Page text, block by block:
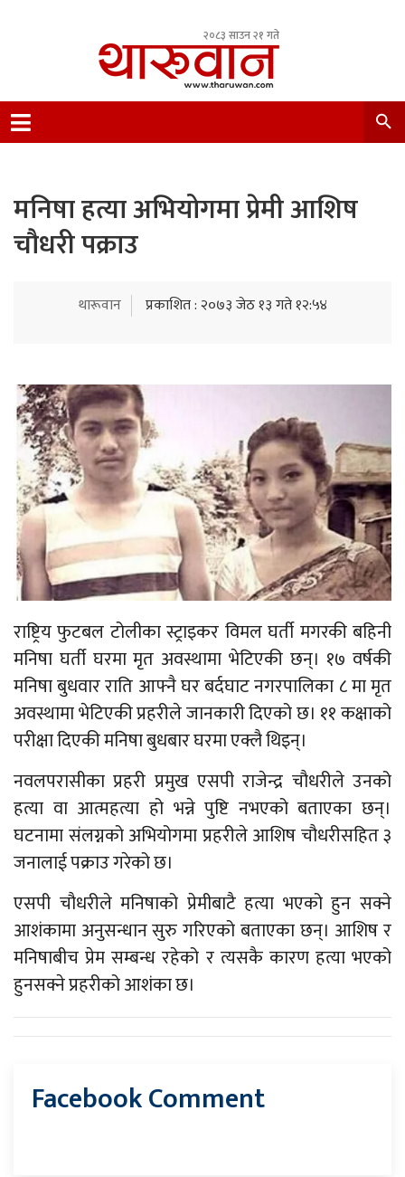
२०८३ साउन २१ गते
Nepal.
मनिषा हत्या अभियोगमा प्रेमी आशिष
चौधरी पक्राउ
थारूवान प्रकाशित : २०७३ जेठ १३ गते १२:५४
राष्ट्रिय फुटबल टोलीका स्ट्राइकर विमल घर्ती मगरकी बहिनी
मनिषा घर्ती घरमा मृत अवस्थामा भेटिएकी छन्। १७ वर्षकी
मनिषा बुधवार राति आफ्नै घर बर्दघाट नगरपालिका ८ मा मृत
अवस्थामा भेटिएकी प्रहरीले जानकारी दिएको छ। ११ कक्षाको
परीक्षा दिएकी मनिषा बुधबार घरमा एक्लै थिइन्।
नवलपरासीका प्रहरी प्रमुख एसपी राजेन्द्र चौधरीले उनको
हत्या वा आत्महत्या हो भन्ने पुष्टि नभएको बताएका छन्।
घटनामा संलग्नको अभियोगमा प्रहरीले आशिष चौधरीसहित ३
जनालाई पक्राउ गरेको छ।
एसपी चौधरीले मनिषाको प्रेमीबाटै हत्या भएको हुन सक्ने
आशंकामा अनुसन्धान सुरु गरिएको बताएका छन्। आशिष र
मनिषाबीच प्रेम सम्बन्ध रहेको र त्यसकै कारण हत्या भएको
हुनसक्ने प्रहरीको आशंका छ।
Facebook Comment